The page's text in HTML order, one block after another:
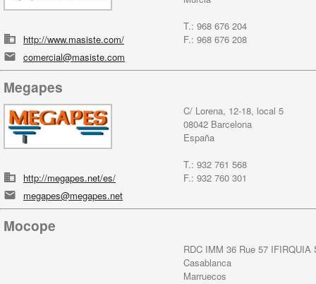
T.: 968 676 204
F.: 968 676 208
http://www.masiste.com/
comercial@masiste.com
Megapes
C/ Lorena, 12-18, local 5
08042 Barcelona
España
T.: 932 761 568
F.: 932 760 301
http://megapes.net/es/
megapes@megapes.net
Mocope
RDC IMM 36 Rue 57 IFIRQUIA
Casablanca
Marruecos